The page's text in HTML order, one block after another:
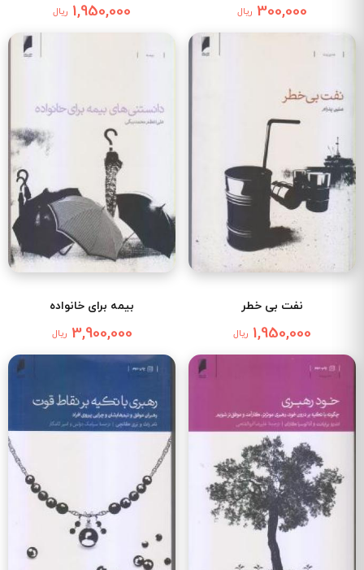
300,000 ریال 1,950,000 ریال
نفت بی خطر
1,950,000 ریال
بیمه برای خانواده
3,900,000 ریال